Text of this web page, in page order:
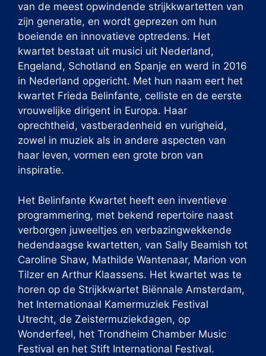
van de meest opwindende strijkkwartetten van
zijn generatie, en wordt geprezen om hun
boeiende en innovatieve optredens. Het
kwartet bestaat uit musici uit Nederland,
Engeland, Schotland en Spanje en werd in 2016
in Nederland opgericht. Met hun naam eert het
kwartet Frieda Belinfante, celliste en de eerste
vrouwelijke dirigent in Europa. Haar
oprechtheid, vastberadenheid en vurigheid,
zowel in muziek als in andere aspecten van
haar leven, vormen een grote bron van
inspiratie.
Het Belinfante Kwartet heeft een inventieve
programmering, met bekend repertoire naast
verborgen juweeltjes en verbazingwekkende
hedendaagse kwartetten, van Sally Beamish tot
Caroline Shaw, Mathilde Wantenaar, Marion von
Tilzer en Arthur Klaassens. Het kwartet was te
horen op de Strijkkwartet Biënnale Amsterdam,
het Internationaal Kamermuziek Festival
Utrecht, de Zeistermuziekdagen, op
Wonderfeel, het Trondheim Chamber Music
Festival en het Stift International Festival.